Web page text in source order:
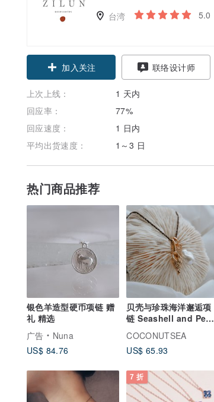
台湾 5.0
加入关注 联络设计师
上次上线：
1 天内
回应率：
77%
回应速度：
1 日内
平均出货速度：
1～3 日
热门商品推荐
银色羊造型硬币项链 赠
礼 精选
广告
Nuna
US$ 84.76
贝壳与珍珠海洋邂逅项
链 Seashell and Pearl
COCONUTSEA
US$ 65.93
7 折